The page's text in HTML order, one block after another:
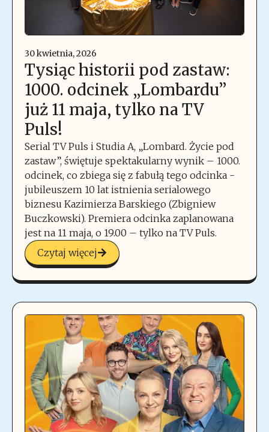
30 kwietnia, 2026
Tysiąc historii pod zastaw:
1000. odcinek „Lombardu”
już 11 maja, tylko na TV
Puls!
Serial TV Puls i Studia A, „Lombard. Życie pod
zastaw”, świętuje spektakularny wynik – 1000.
odcinek, co zbiega się z fabułą tego odcinka -
jubileuszem 10 lat istnienia serialowego
biznesu Kazimierza Barskiego (Zbigniew
Buczkowski). Premiera odcinka zaplanowana
jest na 11 maja, o 19.00 – tylko na TV Puls.
Czytaj więcej